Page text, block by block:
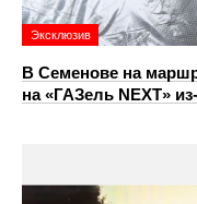
Эксклюзив
В Семенове на
на «ГАЗель NEXT»